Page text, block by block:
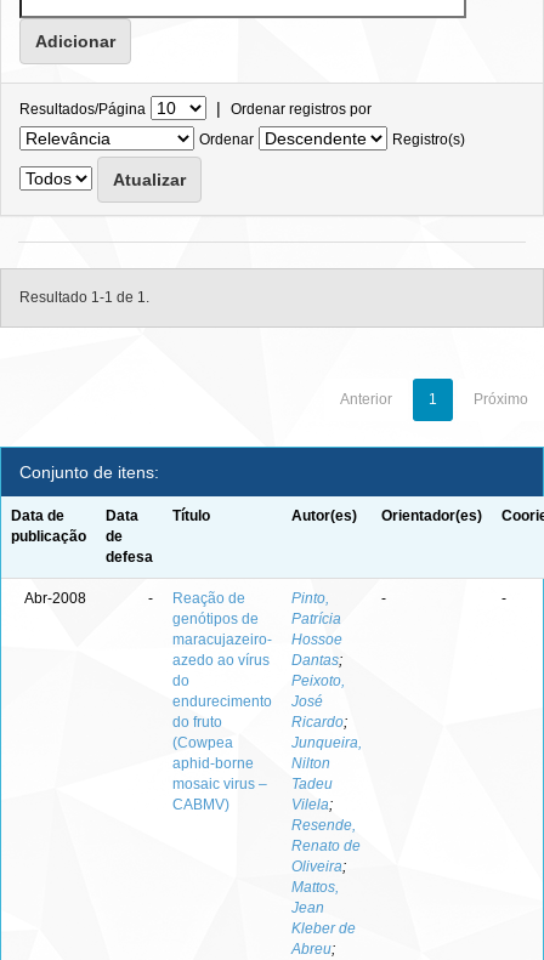
Resultados/Página | Ordenar registros por
Ordenar
Registro(s)
Resultado 1-1 de 1.
Anterior 1 Próximo
Conjunto de itens:
Data de
publicação
Data
de
defesa
Título Autor(es) Orientador(es)
Abr-2008 -
Reação de
genótipos de
maracujazeiro-
azedo ao vírus
do
endurecimento
do fruto
(Cowpea
aphid-borne
mosaic virus –
CABMV)
Pinto,
Patrícia
Hossoe
Dantas;
Peixoto,
José
Ricardo;
Junqueira,
Nilton
Tadeu
Vilela;
Resende,
Renato de
Oliveira;
Mattos,
Jean
Kleber de
Abreu;
- -